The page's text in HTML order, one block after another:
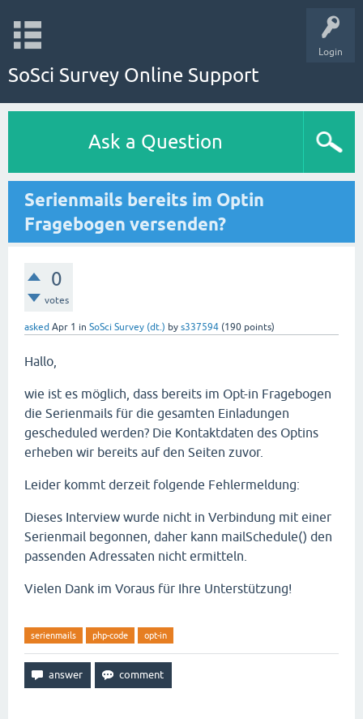
Login
SoSci Survey Online Support
Ask a Question
Serienmails bereits im Optin
Fragebogen versenden?
0
votes
asked Apr 1 in SoSci Survey (dt.) by s337594 (190 points)
Hallo,
wie ist es möglich, dass bereits im Opt-in Fragebogen
die Serienmails für die gesamten Einladungen
gescheduled werden? Die Kontaktdaten des Optins
erheben wir bereits auf den Seiten zuvor.
Leider kommt derzeit folgende Fehlermeldung:
Dieses Interview wurde nicht in Verbindung mit einer
Serienmail begonnen, daher kann mailSchedule() den
passenden Adressaten nicht ermitteln.
Vielen Dank im Voraus für Ihre Unterstützung!
serienmails php-code opt-in